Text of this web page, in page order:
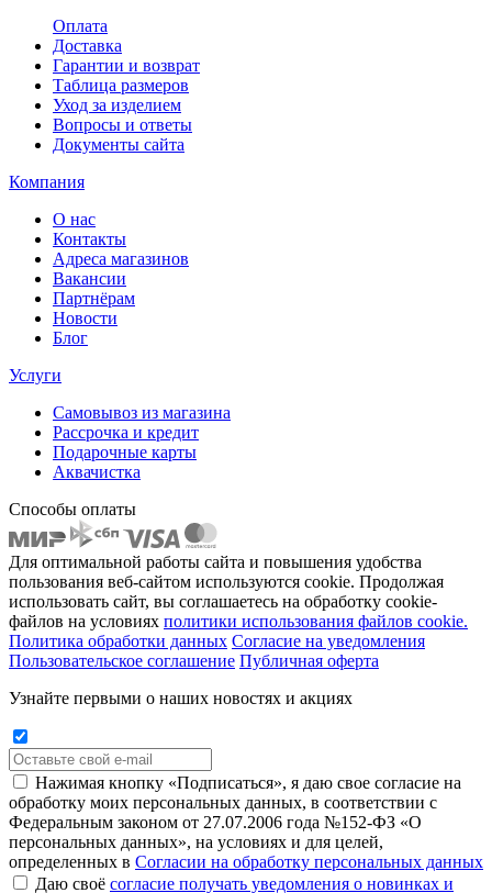
Оплата
Доставка
Гарантии и возврат
Таблица размеров
Уход за изделием
Вопросы и ответы
Документы сайта
Компания
О нас
Контакты
Адреса магазинов
Вакансии
Партнёрам
Новости
Блог
Услуги
Самовывоз из магазина
Рассрочка и кредит
Подарочные карты
Аквачистка
Способы оплаты
Для оптимальной работы сайта и повышения удобства
пользования веб-сайтом используются cookie. Продолжая
использовать сайт, вы соглашаетесь на обработку cookie-
файлов на условиях политики использования файлов cookie.
Политика обработки данных Согласие на уведомления
Пользовательское соглашение Публичная оферта
Узнайте первыми о наших новостях и акциях
Нажимая кнопку «Подписаться», я даю свое согласие на
обработку моих персональных данных, в соответствии с
Федеральным законом от 27.07.2006 года №152-ФЗ «О
персональных данных», на условиях и для целей,
определенных в Согласии на обработку персональных данных
Даю своё согласие получать уведомления о новинках и